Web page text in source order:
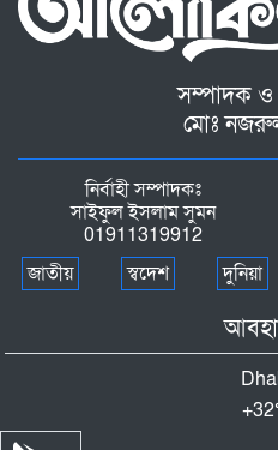
সম্পাদক ও
মোঃ
নির্বাহী সম্পাদকঃ
সাইফুল ইসলাম সুমন
01911319912
জাতীয়
স্বদেশ দুনিয়া
+